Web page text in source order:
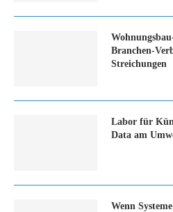
Branchen-
Streichungen
Labor für
Data am
Wenn